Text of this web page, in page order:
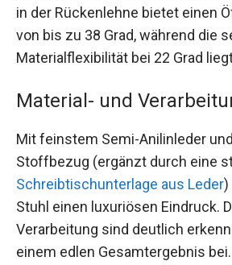
in der Rückenlehne bietet einen
von bis zu 38 Grad, während die
Materialflexibilität bei 22 Grad
Material- und
Mit feinstem Semi-Anilinleder
Stoffbezug (ergänzt durch eine
Schreibtischunterlage aus Leder)
Stuhl einen luxuriösen Eindruck.
Verarbeitung sind deutlich
einem edlen Gesamtergebnis bei.